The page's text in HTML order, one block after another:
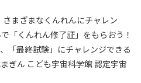
まざまなくんれんにチャレン
「くんれん修了証」をもらおう！
「最終試験」にチャレンジできる
ぎん こども宇宙科学館 認定宇宙